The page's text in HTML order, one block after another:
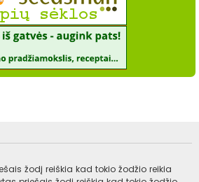
žodį reiškia kad tokio žodžio reikia